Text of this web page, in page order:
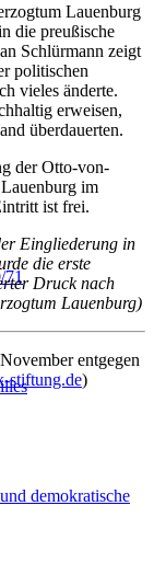
71
demokratische
Lauenburg
die preußische
Schlürmann zeigt
politischen
vieles änderte.
erweisen,
überdauerten.
der Otto-von-
im
ist frei.
Eingliederung in
die erste
Druck nach
Lauenburg)
entgegen
stiftung.de)